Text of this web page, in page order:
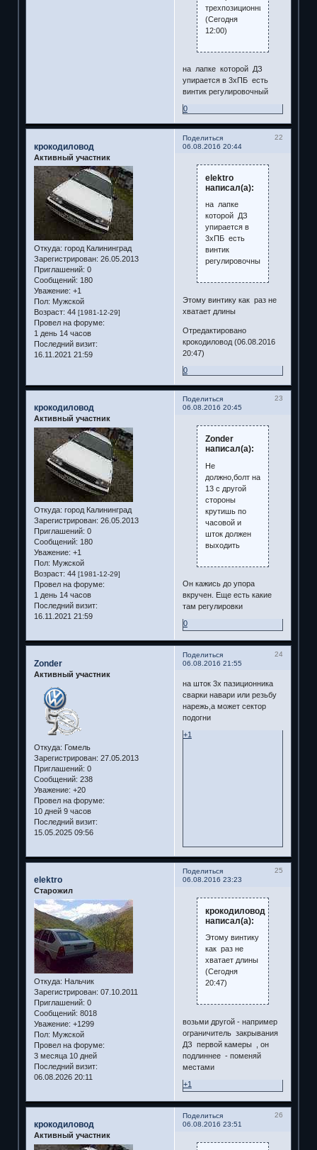
трехпозиционнике
(Сегодня
12:00)
на лапке которой ДЗ
упирается в 3хПБ есть
винтик регулировочный
0
Поделиться
22
06.08.2016 20:44
крокодиловод
Активный участник
Откуда: город Калининград
Зарегистрирован: 26.05.2013
Приглашений: 0
Сообщений: 180
Уважение: +1
Пол: Мужской
Возраст: 44 [1981-12-29]
Провел на форуме:
1 день 14 часов
Последний визит:
16.11.2021 21:59
elektro
написал(а):
на лапке
которой ДЗ
упирается в
3хПБ есть
винтик
регулировочный
Этому винтику как раз не
хватает длины
Отредактировано
крокодиловод (06.08.2016
20:47)
0
Поделиться
23
06.08.2016 20:45
крокодиловод
Активный участник
Откуда: город Калининград
Зарегистрирован: 26.05.2013
Приглашений: 0
Сообщений: 180
Уважение: +1
Пол: Мужской
Возраст: 44 [1981-12-29]
Провел на форуме:
1 день 14 часов
Последний визит:
16.11.2021 21:59
Zonder
написал(а):
Не
должно,болт на
13 с другой
стороны
крутишь по
часовой и
шток должен
выходить
Он кажись до упора
вкручен. Еще есть какие
там регулировки
0
Поделиться
24
06.08.2016 21:55
Zonder
Активный участник
Откуда: Гомель
Зарегистрирован: 27.05.2013
Приглашений: 0
Сообщений: 238
Уважение: +20
Провел на форуме:
10 дней 9 часов
Последний визит:
15.05.2025 09:56
на шток 3х пазиционника
сварки навари или резьбу
нарежь,а может сектор
подогни
+1
Поделиться
25
06.08.2016 23:23
elektro
Старожил
Откуда: Нальчик
Зарегистрирован: 07.10.2011
Приглашений: 0
Сообщений: 8018
Уважение: +1299
Пол: Мужской
Провел на форуме:
3 месяца 10 дней
Последний визит:
06.08.2026 20:11
крокодиловод
написал(а):
Этому винтику
как раз не
хватает длины
(Сегодня
20:47)
возьми другой - например
ограничитель закрывания
ДЗ первой камеры , он
подлиннее - поменяй
местами
+1
Поделиться
26
06.08.2016 23:51
крокодиловод
Активный участник